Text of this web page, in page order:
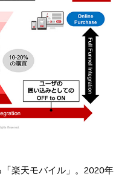
楽天モバイル」。2020年